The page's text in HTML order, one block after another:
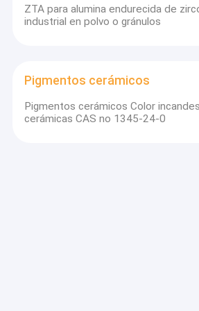
Fritado de esmalte cerámico
ZTA para alumina endurecida de
industrial en polvo o gránulos
Pigmentos cerámicos
Pigmentos cerámicos Color
cerámicas CAS no 1345-24-0